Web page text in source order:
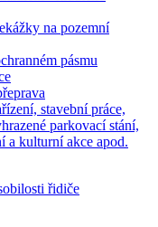
na pozemní
pásmu
stavební práce,
parkovací stání,
a kulturní akce apod.
řidiče